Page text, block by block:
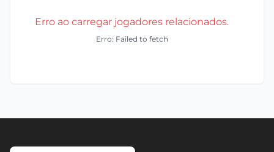
Erro ao carregar jogadores relacionados.
Erro: Failed to fetch